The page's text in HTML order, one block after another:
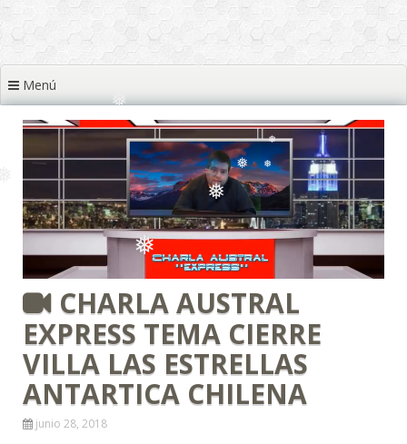
❅
❅
❅
❅
❅
❅
❅
❅
❅
Menú
CHARLA AUSTRAL
EXPRESS TEMA CIERRE
VILLA LAS ESTRELLAS
ANTARTICA CHILENA
junio 28, 2018